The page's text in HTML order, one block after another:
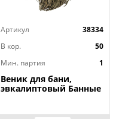
Артикул
38334
В кор.
50
Мин. партия
1
Веник для бани,
эвкалиптовый Банные